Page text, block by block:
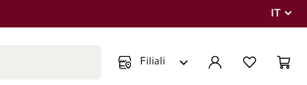
Lingua
IT
ACCOUNT LISTA DEI CART